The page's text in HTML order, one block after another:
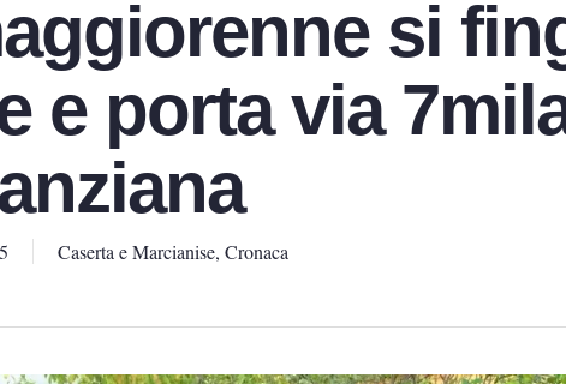
si
e porta via
Caserta e Marcianise, Cronaca